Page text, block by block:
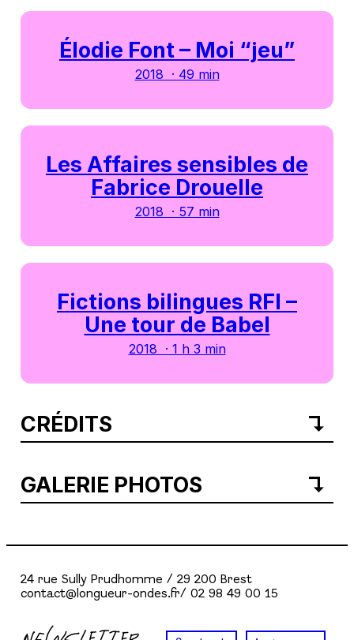
Élodie Font – Moi “jeu”
2018 · 49 min
Les Affaires sensibles de
Fabrice Drouelle
2018 · 57 min
Fictions bilingues RFI –
Une tour de Babel
2018 · 1 h 3 min
CRÉDITS
GALERIE PHOTOS
24 rue Sully Prudhomme / 29 200 Brest
contact@longueur-ondes.fr/ 02 98 49 00 15